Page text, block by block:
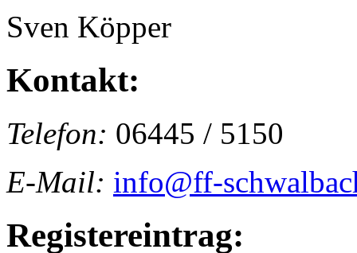
Sven Köpper
Kontakt:
Telefon: 06445 / 5150
E-Mail: info@ff-
Registereintrag: